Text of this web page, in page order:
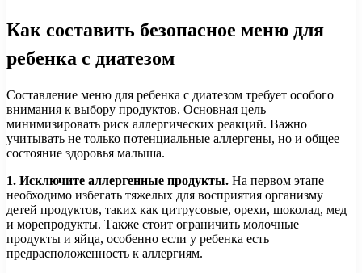
Как составить безопасное меню для
ребенка с диатезом
Составление меню для ребенка с диатезом требует особого
внимания к выбору продуктов. Основная цель –
минимизировать риск аллергических реакций. Важно
учитывать не только потенциальные аллергены, но и общее
состояние здоровья малыша.
1. Исключите аллергенные продукты. На первом этапе
необходимо избегать тяжелых для восприятия организму
детей продуктов, таких как цитрусовые, орехи, шоколад, мед
и морепродукты. Также стоит ограничить молочные
продукты и яйца, особенно если у ребенка есть
предрасположенность к аллергиям.